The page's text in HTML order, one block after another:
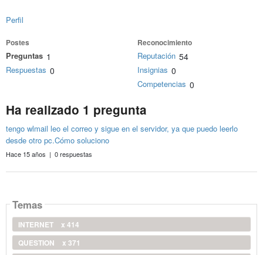
Perfil
Postes
Preguntas 1
Respuestas 0
Reconocimiento
Reputación 54
Insignias 0
Competencias 0
Ha realizado 1 pregunta
tengo wlmail leo el correo y sigue en el servidor, ya que puedo leerlo
desde otro pc.Cómo soluciono
Hace 15 años | 0 respuestas
Temas
INTERNET
x 414
QUESTION
x 371